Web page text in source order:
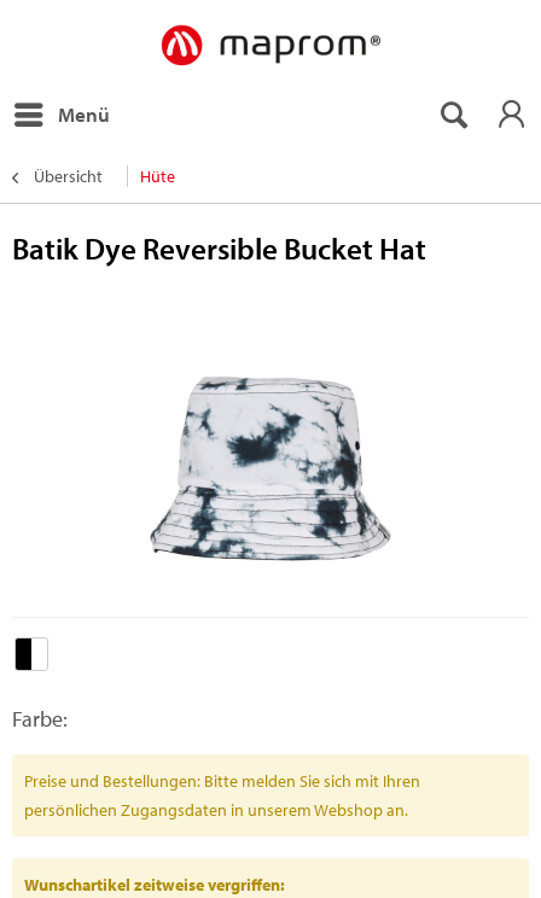
Menü
Übersicht Hüte
Batik Dye Reversible Bucket Hat
Farbe:
Preise und Bestellungen: Bitte melden Sie sich mit Ihren
persönlichen Zugangsdaten in unserem Webshop an.
Wunschartikel zeitweise vergriffen: